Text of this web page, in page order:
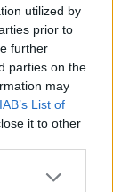
utilized by
prior to
further
parties on the
may
IAB’s List of
it to other
degli ottavi
Barbagia e
dei 16esimi di
e